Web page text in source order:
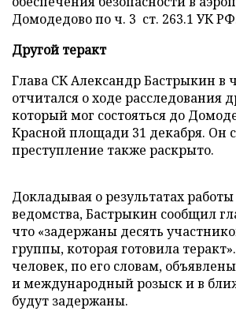
Домодедово по ч. 3 ст. 263.1 УК
Другой теракт
Глава СК Александр Бастрыкин в
отчитался о ходе расследования
который мог состояться до
Красной площади 31 декабря. Он
преступление также раскрыто.
Докладывая о результатах работы
ведомства, Бастрыкин сообщил
что «задержаны десять
группы, которая готовила
человек, по его словам,
и международный розыск и в
будут задержаны.